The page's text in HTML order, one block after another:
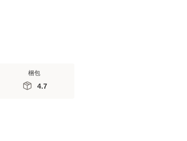
梱包
4.7